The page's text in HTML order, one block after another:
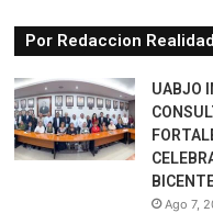
Por Redaccion Realidad
UABJO
Ago 7,